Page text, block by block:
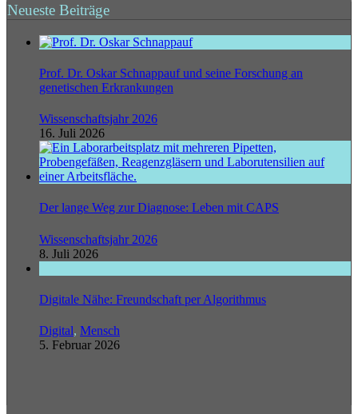
Neueste Beiträge
Prof. Dr. Oskar Schnappauf und seine Forschung an
genetischen Erkrankungen
Wissenschaftsjahr 2026
16. Juli 2026
Der lange Weg zur Diagnose: Leben mit CAPS
Wissenschaftsjahr 2026
8. Juli 2026
Digitale Nähe: Freundschaft per Algorithmus
Digital, Mensch
5. Februar 2026